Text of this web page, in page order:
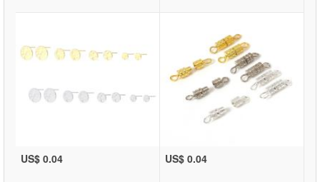
US$ 0.04 US$ 0.04